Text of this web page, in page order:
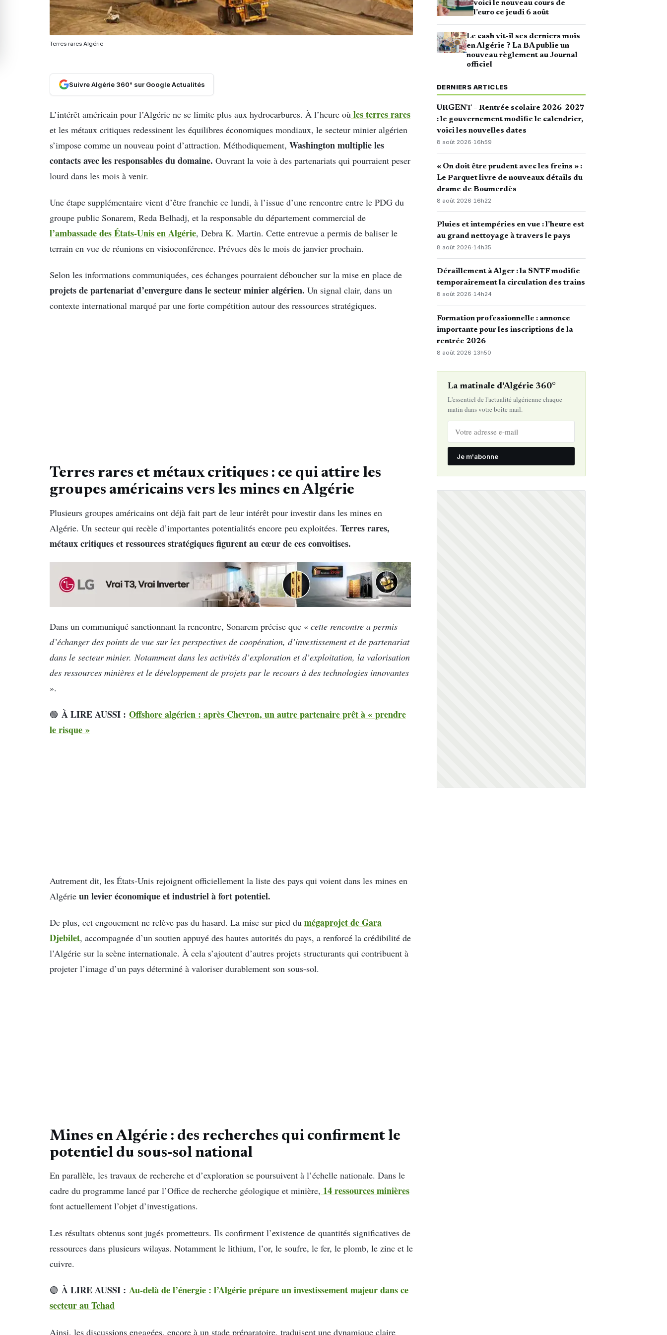
Terres rares Algérie
Suivre Algérie 360° sur Google Actualités
L’intérêt américain pour l’Algérie ne se limite plus aux hydrocarbures. À l’heure où les terres rares
et les métaux critiques redessinent les équilibres économiques mondiaux, le secteur minier algérien
s’impose comme un nouveau point d’attraction. Méthodiquement, Washington multiplie les
contacts avec les responsables du domaine. Ouvrant la voie à des partenariats qui pourraient peser
lourd dans les mois à venir.
Une étape supplémentaire vient d’être franchie ce lundi, à l’issue d’une rencontre entre le PDG du
groupe public Sonarem, Reda Belhadj, et la responsable du département commercial de
l’ambassade des États-Unis en Algérie, Debra K. Martin. Cette entrevue a permis de baliser le
terrain en vue de réunions en visioconférence. Prévues dès le mois de janvier prochain.
Selon les informations communiquées, ces échanges pourraient déboucher sur la mise en place de
projets de partenariat d’envergure dans le secteur minier algérien. Un signal clair, dans un
contexte international marqué par une forte compétition autour des ressources stratégiques.
Terres rares et métaux critiques : ce qui attire les
groupes américains vers les mines en Algérie
Plusieurs groupes américains ont déjà fait part de leur intérêt pour investir dans les mines en
Algérie. Un secteur qui recèle d’importantes potentialités encore peu exploitées. Terres rares,
métaux critiques et ressources stratégiques figurent au cœur de ces convoitises.
Dans un communiqué sanctionnant la rencontre, Sonarem précise que « cette rencontre a permis
d’échanger des points de vue sur les perspectives de coopération, d’investissement et de partenariat
dans le secteur minier. Notamment dans les activités d’exploration et d’exploitation, la valorisation
des ressources minières et le développement de projets par le recours à des technologies innovantes
».
🟢 À LIRE AUSSI : Offshore algérien : après Chevron, un autre partenaire prêt à « prendre
le risque »
Autrement dit, les États-Unis rejoignent officiellement la liste des pays qui voient dans les mines en
Algérie un levier économique et industriel à fort potentiel.
De plus, cet engouement ne relève pas du hasard. La mise sur pied du mégaprojet de Gara
Djebilet, accompagnée d’un soutien appuyé des hautes autorités du pays, a renforcé la crédibilité de
l’Algérie sur la scène internationale. À cela s’ajoutent d’autres projets structurants qui contribuent à
projeter l’image d’un pays déterminé à valoriser durablement son sous-sol.
Mines en Algérie : des recherches qui confirment le
potentiel du sous-sol national
En parallèle, les travaux de recherche et d’exploration se poursuivent à l’échelle nationale. Dans le
cadre du programme lancé par l’Office de recherche géologique et minière, 14 ressources minières
font actuellement l’objet d’investigations.
Les résultats obtenus sont jugés prometteurs. Ils confirment l’existence de quantités significatives de
ressources dans plusieurs wilayas. Notamment le lithium, l’or, le soufre, le fer, le plomb, le zinc et le
cuivre.
🟢 À LIRE AUSSI : Au-delà de l’énergie : l’Algérie prépare un investissement majeur dans ce
secteur au Tchad
Ainsi, les discussions engagées, encore à un stade préparatoire, traduisent une dynamique claire
voici le nouveau cours de
l’euro ce jeudi 6 août
Le cash vit-il ses derniers mois
en Algérie ? La BA publie un
nouveau règlement au Journal
officiel
DERNIERS ARTICLES
URGENT – Rentrée scolaire 2026-2027
: le gouvernement modifie le calendrier,
voici les nouvelles dates
8 août 2026·16h59
« On doit être prudent avec les freins » :
Le Parquet livre de nouveaux détails du
drame de Boumerdès
8 août 2026· 16h22
Pluies et intempéries en vue : l’heure est
au grand nettoyage à travers le pays
8 août 2026·14h35
Déraillement à Alger : la SNTF modifie
temporairement la circulation des trains
8 août 2026·14h24
Formation professionnelle : annonce
importante pour les inscriptions de la
rentrée 2026
8 août 2026· 13h50
La matinale d'Algérie 360°
L'essentiel de l'actualité algérienne chaque
matin dans votre boîte mail.
Je m'abonne